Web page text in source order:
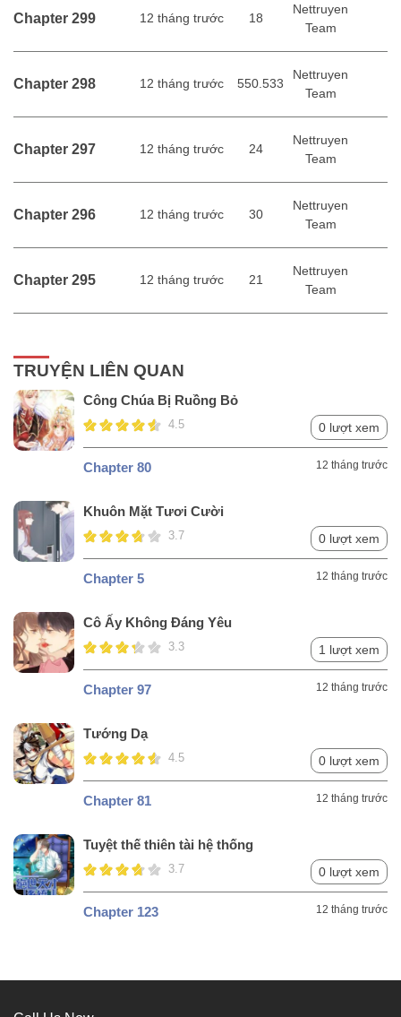
Chapter 299 12 tháng trước 18
Nettruyen
Team
Chapter 298 12 tháng trước 550.533
Nettruyen
Team
Chapter 297 12 tháng trước 24
Nettruyen
Team
Chapter 296 12 tháng trước 30
Nettruyen
Team
Chapter 295 12 tháng trước 21
Nettruyen
Team
Chapter 293 12 tháng trước
Team
Chapter 292 12 tháng trước
Nettruyen
Chapter 291 12 tháng trước
Nettruyen
Team
Chapter 289 12 tháng trước 21
Nettruyen
Team
Chapter 288 12 tháng trước
Team
Chapter 287 12 tháng trước
Nettruyen
Chapter 286 12 tháng trước
Nettruyen
Team
TRUYỆN LIÊN QUAN
Công Chúa Bị Ruồng Bỏ
4.5 0 lượt xem
Chapter 80 12 tháng trước
Khuôn Mặt Tươi Cười
3.7 0 lượt xem
Chapter 5 12 tháng trước
Cô Ấy Không Đáng Yêu
3.3 1 lượt xem
Chapter 97 12 tháng trước
Tướng Dạ
4.5 0 lượt xem
Chapter 81 12 tháng trước
Tuyệt thế thiên tài hệ thống
3.7 0 lượt xem
Chapter 123 12 tháng trước